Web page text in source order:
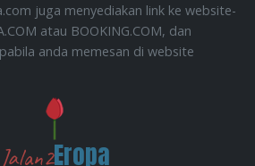
juga menyediakan link ke website-
atau BOOKING.COM, dan
anda memesan di website
Jalan2Eropa